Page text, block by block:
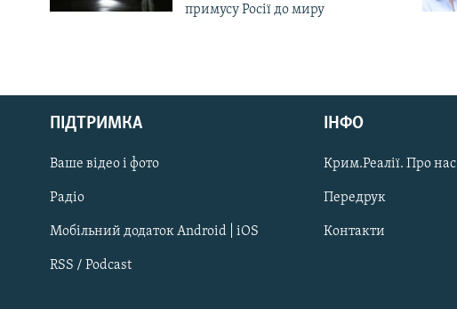
Русский
Qırımtatar
ДОЛУЧАЙСЯ!
примусу Росії до миру
ПІДТРИМКА
Ваше відео і фото
Радіо
Мобільний додаток Android | iOS
RSS / Podcast
ІНФО
Крим.Реалії. Про нас
Передрук
Контакти